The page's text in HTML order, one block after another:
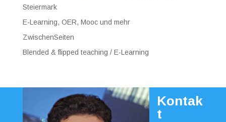
Steiermark
E-Learning, OER, Mooc und mehr
ZwischenSeiten
Blended & flipped teaching / E-Learning
Kontak
t